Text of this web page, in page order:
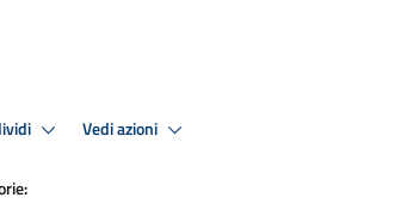
Vedi azioni